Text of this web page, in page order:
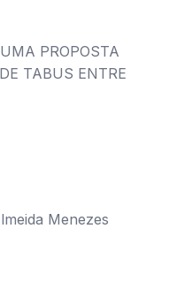
PROPOSTA
TABUS ENTRE
Menezes